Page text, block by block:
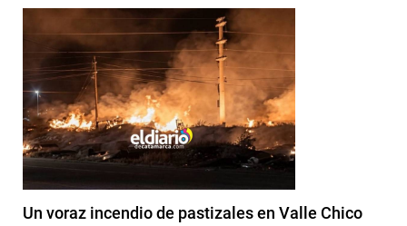
Un voraz incendio de pastizales en Valle Chico